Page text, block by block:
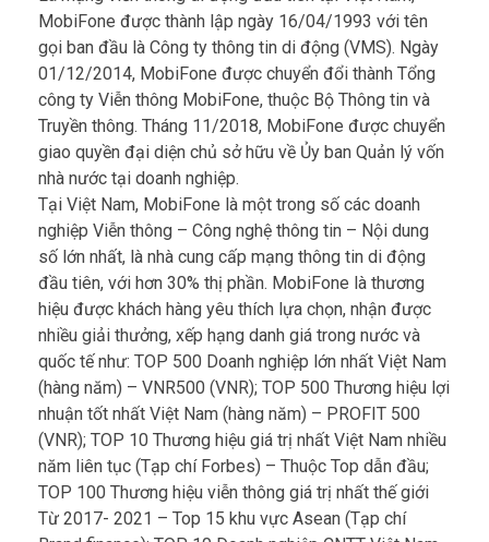
Là mạng viễn thông di động đầu tiên tại Việt Nam,
MobiFone được thành lập ngày 16/04/1993 với tên
gọi ban đầu là Công ty thông tin di động (VMS). Ngày
01/12/2014, MobiFone được chuyển đổi thành Tổng
công ty Viễn thông MobiFone, thuộc Bộ Thông tin và
Truyền thông. Tháng 11/2018, MobiFone được chuyển
giao quyền đại diện chủ sở hữu về Ủy ban Quản lý vốn
nhà nước tại doanh nghiệp.
Tại Việt Nam, MobiFone là một trong số các doanh
nghiệp Viễn thông – Công nghệ thông tin – Nội dung
số lớn nhất, là nhà cung cấp mạng thông tin di động
đầu tiên, với hơn 30% thị phần. MobiFone là thương
hiệu được khách hàng yêu thích lựa chọn, nhận được
nhiều giải thưởng, xếp hạng danh giá trong nước và
quốc tế như: TOP 500 Doanh nghiệp lớn nhất Việt Nam
(hàng năm) – VNR500 (VNR); TOP 500 Thương hiệu lợi
nhuận tốt nhất Việt Nam (hàng năm) – PROFIT 500
(VNR); TOP 10 Thương hiệu giá trị nhất Việt Nam nhiều
năm liên tục (Tạp chí Forbes) – Thuộc Top dẫn đầu;
TOP 100 Thương hiệu viễn thông giá trị nhất thế giới
Từ 2017- 2021 – Top 15 khu vực Asean (Tạp chí